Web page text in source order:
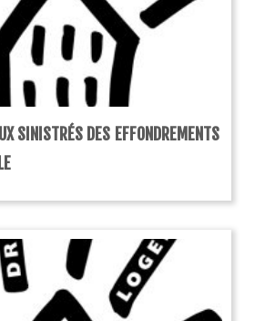
SINISTRÉS DES EFFONDREMENTS